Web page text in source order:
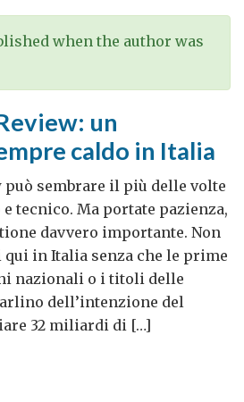
when the author was
un
caldo in Italia
può sembrare il più delle volte
tecnico. Ma portate pazienza,
davvero importante. Non
qui in Italia senza che le prime
nazionali o i titoli delle
dell’intenzione del
32 miliardi di […]